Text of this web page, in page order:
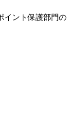
イント保護部門の